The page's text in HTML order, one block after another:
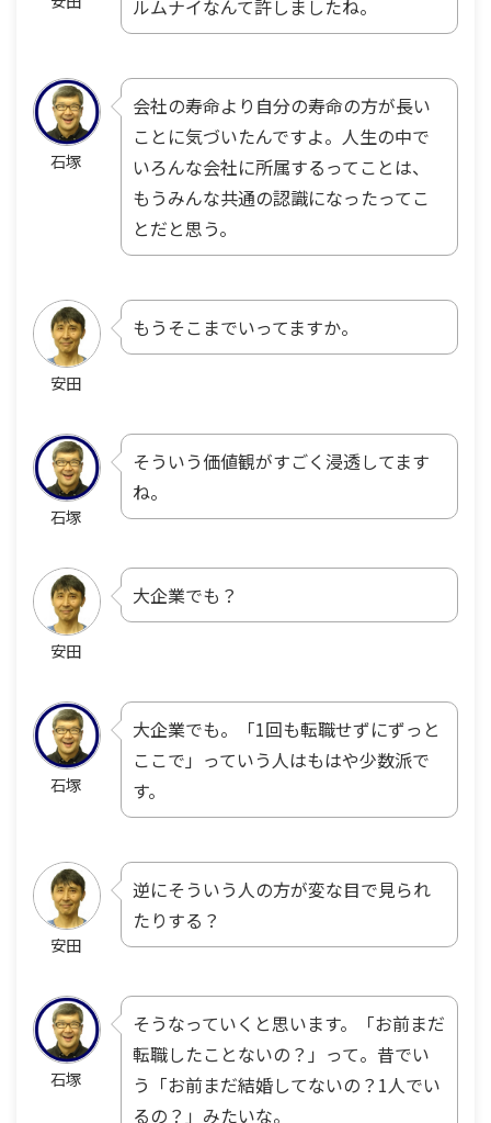
ルムナイなんて許しましたね。
石塚
会社の寿命より自分の寿命の方が長い
ことに気づいたんですよ。人生の中で
いろんな会社に所属するってことは、
もうみんな共通の認識になったってこ
とだと思う。
安田
もうそこまでいってますか。
石塚
そういう価値観がすごく浸透してます
ね。
安田
大企業でも？
石塚
大企業でも。「1回も転職せずにずっと
ここで」っていう人はもはや少数派で
す。
安田
逆にそういう人の方が変な目で見られ
たりする？
石塚
そうなっていくと思います。「お前まだ
転職したことないの？」って。昔でい
う「お前まだ結婚してないの？1人でい
るの？」みたいな。